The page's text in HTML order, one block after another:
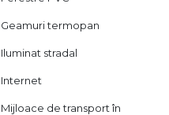
Geamuri termopan
Iluminat stradal
Internet
Mijloace de transport în